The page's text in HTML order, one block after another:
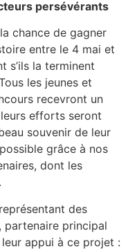
persévérants
chance de gagner
entre le 4 mai et
s’ils la terminent
les jeunes et
recevront un
efforts seront
souvenir de leur
grâce à nos
dont les
des
partenaire principal
appui à ce projet :